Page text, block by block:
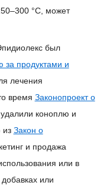
°C, может
был
за продуктами и
лечения
время Законопроект о
удалили коноплю и
из Закон о
и продажа
или в
или